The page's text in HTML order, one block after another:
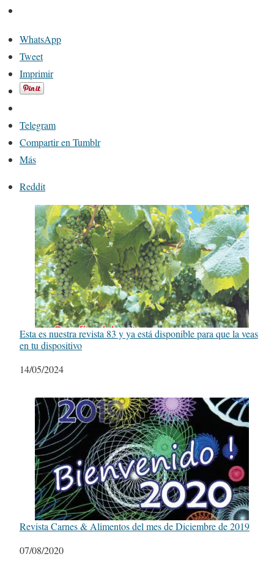
WhatsApp
Tweet
Imprimir
Telegram
Compartir en Tumblr
Más
Reddit
Esta es nuestra revista 83 y ya está disponible para que la veas
en tu dispositivo
Fecha
14/05/2024
Revista Carnes & Alimentos del mes de Diciembre de 2019
Fecha
07/08/2020